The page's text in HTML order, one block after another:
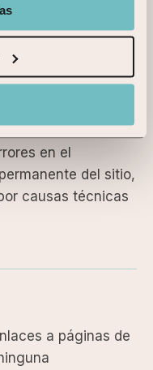
en el sitio
o
El sitio web ha
correcto
titular no
en el
del sitio,
causas técnicas
a páginas de